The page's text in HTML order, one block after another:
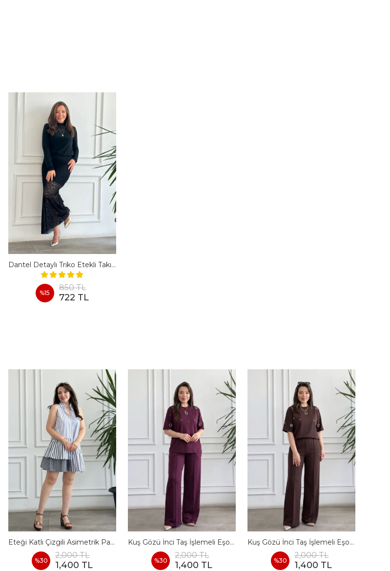
Dantel Detaylı Triko Etekli Takım
%15
850 TL
722 TL
Eteği Katlı Çizgili Asimetrik Pamuk Elbise
%30
2,000 TL
1,400 TL
Kuş Gözü İnci Taş İşlemeli Eşofman Takımı - BORDO
%30
2,000 TL
1,400 TL
Kuş Gözü İnci Taş İşlemeli Eşofman Takımı - KAHVERENGI
%30
2,000 TL
1,400 TL